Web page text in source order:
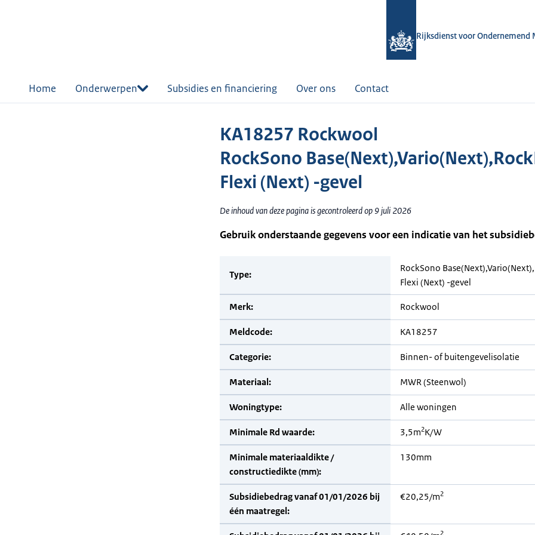
Rijksdienst voor Ondernemend
Home Onderwerpen Subsidies en financiering Over ons Contact
KA18257 Rockwool
RockSono
Flexi (Next) -gevel
De inhoud van deze pagina is gecontroleerd op 9 juli 2026
Gebruik onderstaande gegevens voor een indicatie van het
Type:
RockSono
Flexi (Next) -gevel
Merk: Rockwool
Meldcode: KA18257
Categorie: Binnen- of buitengevelisolatie
Materiaal: MWR (Steenwol)
Woningtype: Alle woningen
Minimale Rd waarde: 3,5m2K/W
Minimale materiaaldikte /
constructiedikte (mm):
130mm
Subsidiebedrag vanaf 01/01/2026 bij
één maatregel:
€20,25/m2
2